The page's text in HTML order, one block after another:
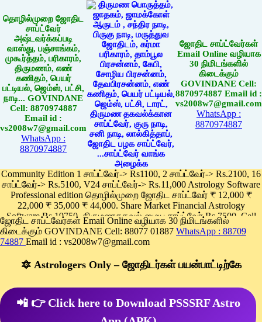
தொழில்முறை ஜோதிட
சாப்ட்வேர்
அஷ்டவர்க்கப்படி
வாஸ்து, பஞ்சாங்கம்,
முகூர்த்தம், பரிகாரம்,
திருமணம், எண்
கணிதம், பெயர்
பட்டியல், ஜெம்ஸ், பட்சி,
நாடி... GOVINDANE
Cell: 8870974887
Email id :
vs2008w7@gmail.com
WhatsApp :
8870974887
ஜோதிட சாப்ட்வேர்கள்
Email Online வழியாக
30 நிமிடங்களில்
கிடைக்கும்
GOVINDANE Cell:
8870974887 Email id :
vs2008w7@gmail.com
WhatsApp :
8870974887
Community Edition 1 சாப்ட்வேர்-> Rs1100, 2 சாப்ட்வேர்-> Rs.2100, 16
சாப்ட்வேர்-> Rs.5100, V24 சாப்ட்வேர்-> Rs.11,000 Astrology Software
Professional edition தொழில்முறை ஜோதிட சாப்ட்வேர் ₹ 12,000 ₹
22,000 ₹ 35,000 ₹ 44,000. Share Market Financial Astrology
Software Rs.19750, திருமணதகவல் மைய சாப்ட்வேர் Rs.7500, Cell
Phone App Rs. 1100
Pay online
ஜோதிட சாப்ட்வேர்கள் Email Online வழியாக 30 நிமிடங்களில்
கிடைக்கும் GOVINDANE Cell: 88077 01887 WhatsApp : 88709
74887 Email id : vs2008w7@gmail.com
🔯 Astrologers Only – ஜோதிடர்கள் பயன்பாட்டிற்கே
📲 👉 Click here to Download PSSSRF Astro